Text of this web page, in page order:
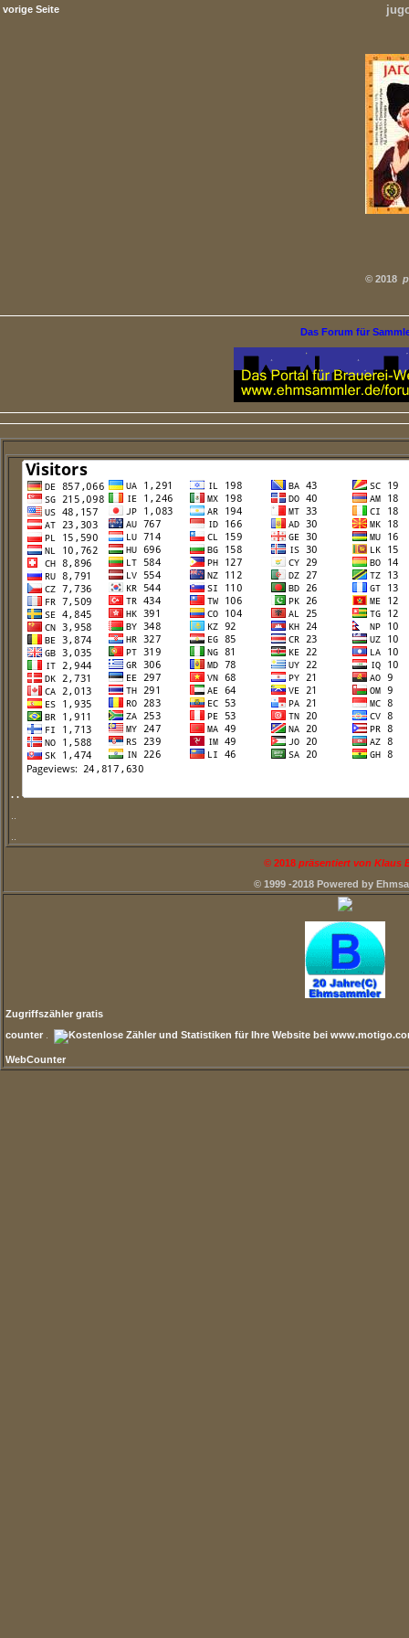
vorige Seite
© 2018
Das Forum für
. .
© 2018 präsentiert von Klaus
© 1999 -2018 Powered by
Zugriffszähler gratis
counter
WebCounter